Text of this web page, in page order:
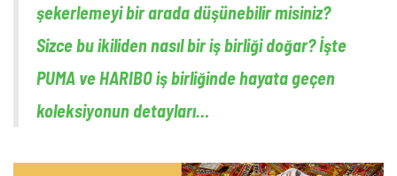
şekerlemeyi bir arada düşünebilir misiniz?
Sizce bu ikiliden nasıl bir iş birliği doğar? İşte
PUMA ve HARIBO iş birliğinde hayata geçen
koleksiyonun detayları…